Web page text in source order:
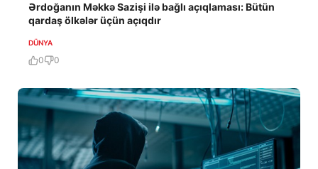
Ərdoğanın Məkkə Sazişi ilə bağlı açıqlaması: Bütün
qardaş ölkələr üçün açıqdır
DÜNYA
0 0